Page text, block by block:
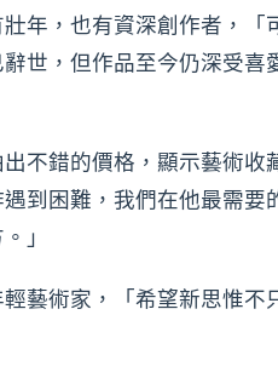
年，也有資深創作者，「
世，但作品至今仍深受喜
不錯的價格，顯示藝術收
到困難，我們在他最需要
」
藝術家，「希望新思惟不